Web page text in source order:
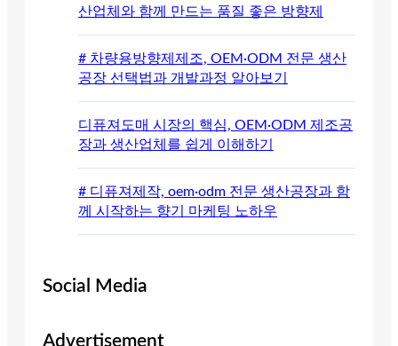
산업체와 함께 만드는 품질 좋은 방향제
# 차량용방향제제조, OEM·ODM 전문 생산
공장 선택법과 개발과정 알아보기
디퓨져도매 시장의 핵심, OEM·ODM 제조공
장과 생산업체를 쉽게 이해하기
# 디퓨져제작, oem·odm 전문 생산공장과 함
께 시작하는 향기 마케팅 노하우
Social Media
Advertisement